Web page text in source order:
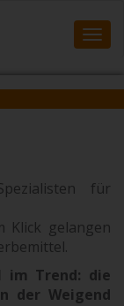
für
Klick gelangen
im Trend: die
der Weigend